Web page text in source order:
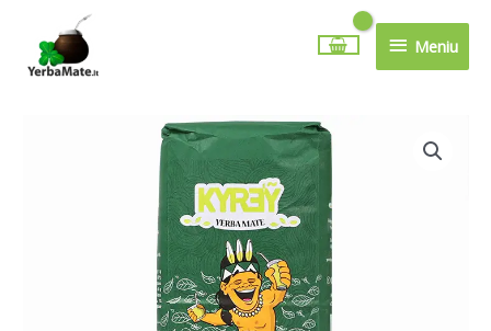
turinio
Meniu
Meniu